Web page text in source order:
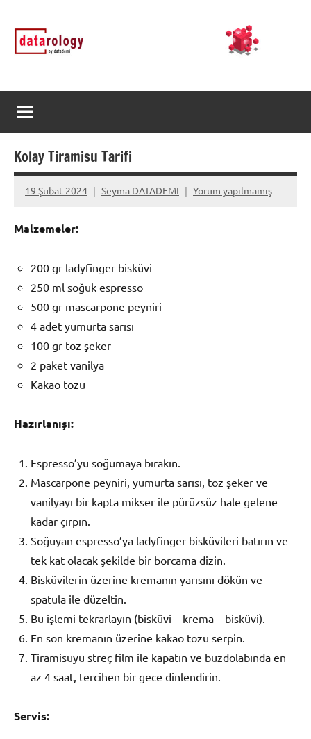
geçDATArology
by
rology
Kolay Tiramisu Tarifi
19 Şubat 2024 Seyma DATADEMI Yorum yapılmamış
Malzemeler:
200 gr ladyfinger bisküvi
250 ml soğuk espresso
500 gr mascarpone peyniri
4 adet yumurta sarısı
100 gr toz şeker
2 paket vanilya
Kakao tozu
Hazırlanışı:
Espresso’yu soğumaya bırakın.
Mascarpone peyniri, yumurta sarısı, toz şeker ve
vanilyayı bir kapta mikser ile pürüzsüz hale gelene
kadar çırpın.
Soğuyan espresso’ya ladyfinger bisküvileri batırın ve
tek kat olacak şekilde bir borcama dizin.
Bisküvilerin üzerine kremanın yarısını dökün ve
spatula ile düzeltin.
Bu işlemi tekrarlayın (bisküvi – krema – bisküvi).
En son kremanın üzerine kakao tozu serpin.
Tiramisuyu streç film ile kapatın ve buzdolabında en
az 4 saat, tercihen bir gece dinlendirin.
Servis: